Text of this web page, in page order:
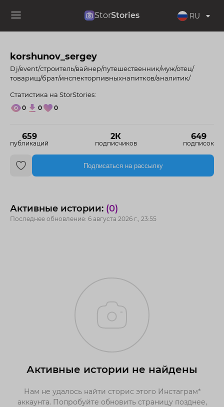
StorStories RU
korshunov_sergey
659
публикаций
2К
подписчиков
649
подписок
Dj/event/строитель/вайнер/путешественник/муж/отец/
товарищ/брат/инспекторпивныхнапитков/аналитик/
Статистика на StorStories:
0 0 0
Подписаться на рассылку
Активные истории: (0)
Последнее обновление: 6 августа 2026 г., 23:55
Активные истории не найдены
Нам не удалось найти сторис этого Инстаграм*
аккаунта. Попробуйте обновить страницу позднее,